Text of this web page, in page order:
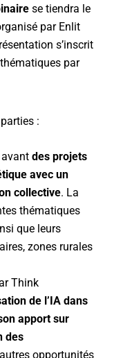
se tiendra le
par Enlit
s’inscrit
par
:
avant des projets
avec un
collective. La
thématiques
que leurs
zones rurales
Think
de l’IA dans
apport sur
des
opportunités